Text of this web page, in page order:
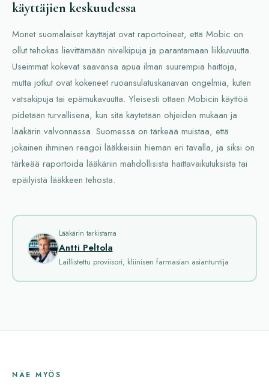
käyttäjien keskuudessa
Monet suomalaiset käyttäjät ovat raportoineet, että Mobic on
ollut tehokas lievittämään nivelkipuja ja parantamaan liikkuvuutta.
Useimmat kokevat saavansa apua ilman suurempia haittoja,
mutta jotkut ovat kokeneet ruoansulatuskanavan ongelmia, kuten
vatsakipuja tai epämukavuutta. Yleisesti ottaen Mobicin käyttöä
pidetään turvallisena, kun sitä käytetään ohjeiden mukaan ja
lääkärin valvonnassa. Suomessa on tärkeää muistaa, että
jokainen ihminen reagoi lääkkeisiin hieman eri tavalla, ja siksi on
tärkeää raportoida lääkäriin mahdollisista haittavaikutuksista tai
epäilyistä lääkkeen tehosta.
Lääkärin tarkistama
Antti Peltola
Laillistettu proviisori, kliinisen farmasian asiantuntija
NÄE MYÖS